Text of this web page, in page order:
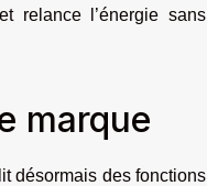
relance l’énergie sans
marque
désormais des fonctions